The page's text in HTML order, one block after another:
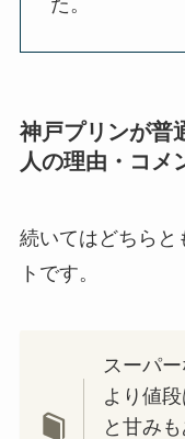
た。
神戸プリンが普
人の理由・コメ
続いてはどちらと
トです。
スーパ
より値
と甘み